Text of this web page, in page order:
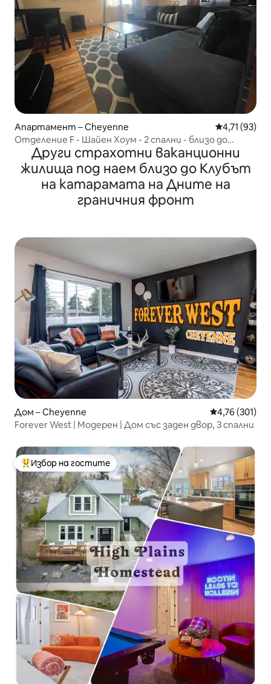
Апартамент – Cheyenne Средна
4,71 (93)
Отделение F - Шайен Хоум - 2 спални - близо до
центъра на града
Други страхотни ваканционни
жилища под наем близо до Клубът
на катарамата на Дните на
граничния фронт
Дом – Cheyenne Средна
4,76 (301)
Forever West | Модерен | Дом със заден двор, 3 спални
Най-популярен избор на гостите
Избор на гостите